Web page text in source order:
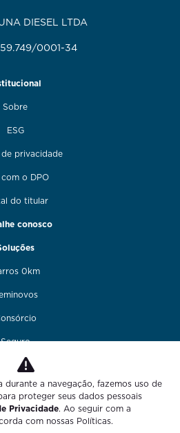
DIESEL LTDA
0001-34
Sobre
ESG
privacidade
com o DPO
do titular
conosco
0km
Seguro
e pintura
conosco
durante a navegação, fazemos uso de
proteger seus dados pessoais
Privacidade. Ao seguir com a
com nossas Políticas.